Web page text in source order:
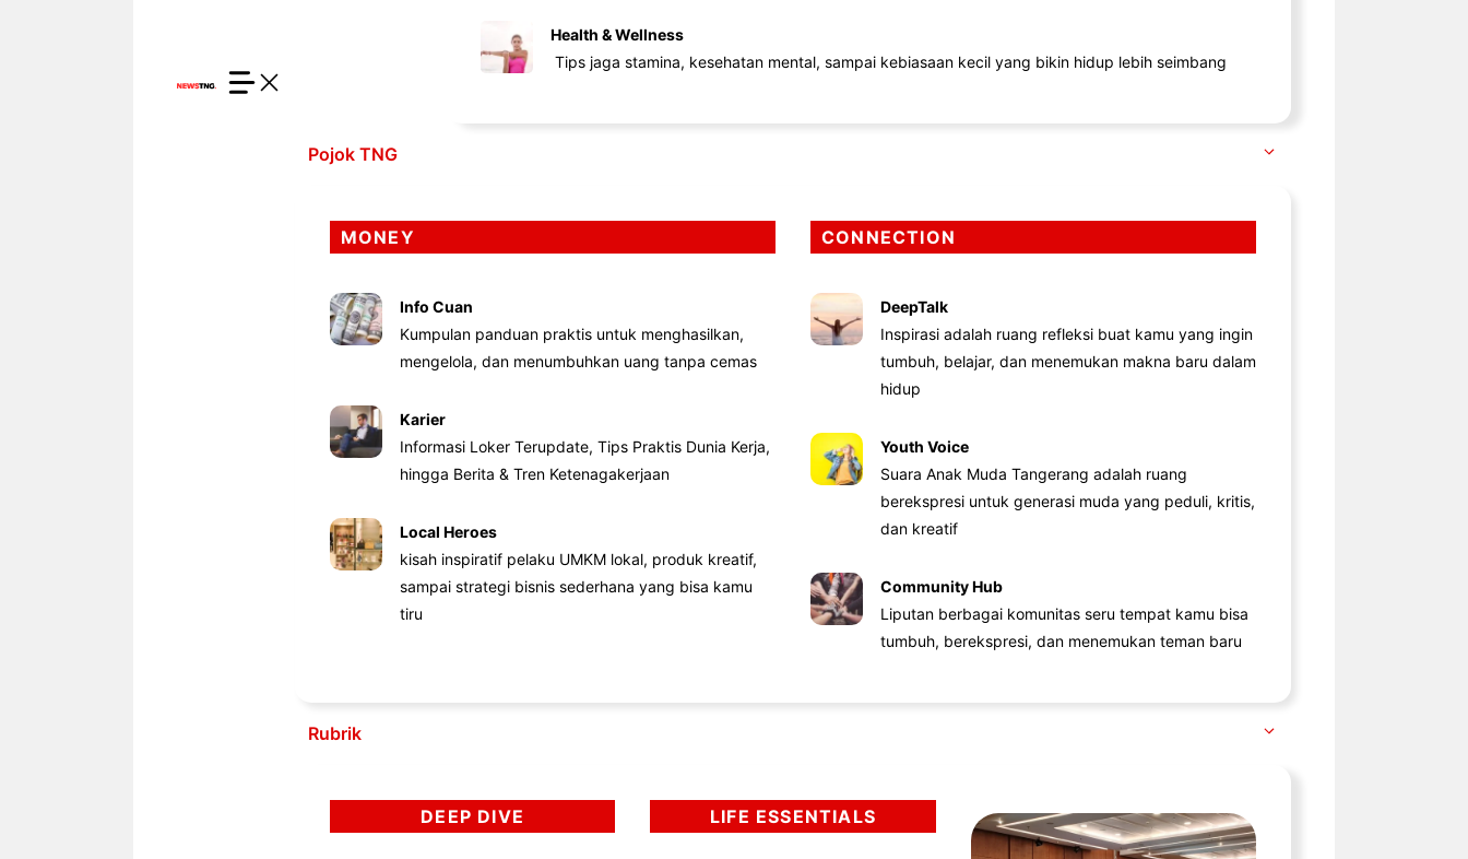
Health & Wellness
Tips jaga stamina, kesehatan mental, sampai kebiasaan kecil yang bikin hidup lebih seimbang
Pojok TNG
MONEY
Info Cuan
Kumpulan panduan praktis untuk menghasilkan,
mengelola, dan menumbuhkan uang tanpa cemas
Karier
Informasi Loker Terupdate, Tips Praktis Dunia Kerja,
hingga Berita & Tren Ketenagakerjaan
Local Heroes
kisah inspiratif pelaku UMKM lokal, produk kreatif,
sampai strategi bisnis sederhana yang bisa kamu
tiru
CONNECTION
DeepTalk
Inspirasi adalah ruang refleksi buat kamu yang ingin
tumbuh, belajar, dan menemukan makna baru dalam
hidup
Youth Voice
Suara Anak Muda Tangerang adalah ruang
berekspresi untuk generasi muda yang peduli, kritis,
dan kreatif
Community Hub
Liputan berbagai komunitas seru tempat kamu bisa
tumbuh, berekspresi, dan menemukan teman baru
Rubrik
DEEP DIVE LIFE ESSENTIALS